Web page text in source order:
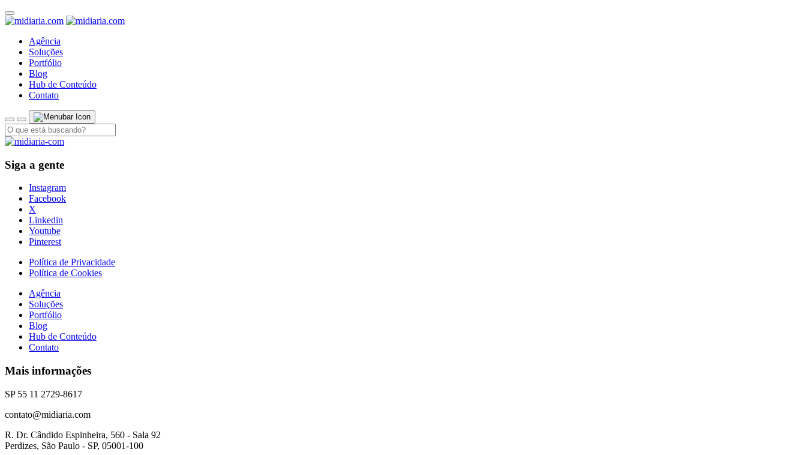
Agência
Soluções
Portfólio
Blog
Hub de Conteúdo
Contato
Siga a gente
Instagram
Facebook
X
Linkedin
Youtube
Pinterest
Política de Privacidade
Política de Cookies
Agência
Soluções
Portfólio
Blog
Hub de Conteúdo
Contato
Mais informações
SP 55 11 2729-8617
contato@midiaria.com
R. Dr. Cândido Espinheira, 560 - Sala 92
Perdizes, São Paulo - SP, 05001-100